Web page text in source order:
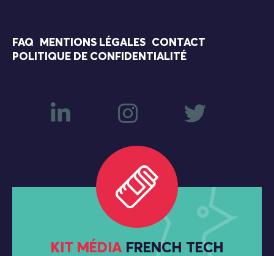
FAQ MENTIONS LÉGALES
CONTACT
POLITIQUE DE CONFIDENTIALITÉ
KIT MÉDIA FRENCH TECH